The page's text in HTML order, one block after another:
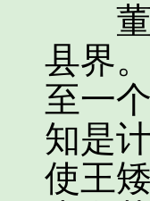
董
县界
至一
知是
使王